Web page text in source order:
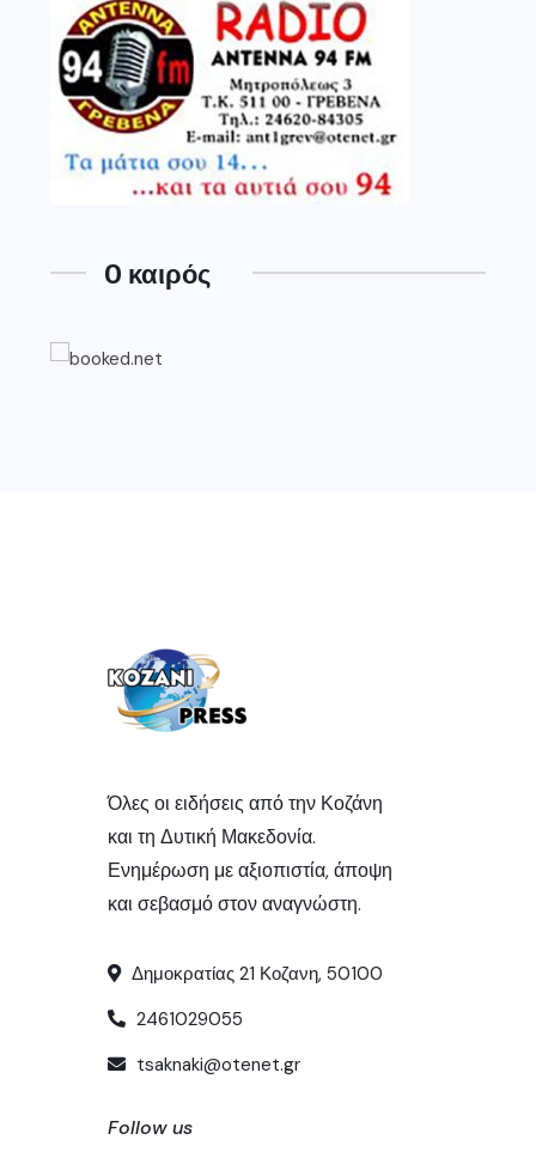
O καιρός
Όλες οι ειδήσεις από την Κοζάνη
και τη Δυτική Μακεδονία.
Ενημέρωση με αξιοπιστία, άποψη
και σεβασμό στον αναγνώστη.
Δημοκρατίας 21 Κοζανη, 50100
2461029055
tsaknaki@otenet.gr
Follow us